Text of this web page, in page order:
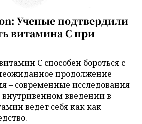
Ученые подтвердили
витамина C при
C способен бороться с
продолжение
– современные исследования
введении в
ведет себя как как